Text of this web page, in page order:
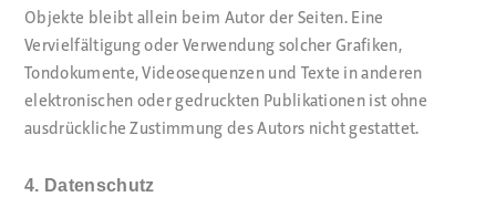
Objekte bleibt allein beim Autor der Seiten. Eine
Vervielfältigung oder Verwendung solcher Grafiken,
Tondokumente, Videosequenzen und Texte in anderen
elektronischen oder gedruckten Publikationen ist ohne
ausdrückliche Zustimmung des Autors nicht gestattet.
4. Datenschutz